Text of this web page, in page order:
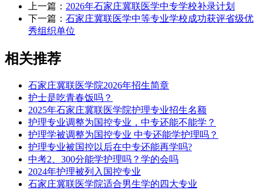
上一篇： 2026年石家庄冀联医学中专学校补录计划
下一篇： 石家庄冀联医学中等专业学校成功获评省级优
秀组织单位
相关推荐
石家庄冀联医学院2026年招生简章
护士是吃青春饭吗？
2025年石家庄冀联医学院护理专业招生名额
护理专业调整为国控专业，中专还能不能学？
护理学被调整为国控专业 中专还能学护理吗？
护理专业被国控以后在中专还能再学吗?
中考2、300分能学护理吗？学的会吗
2024年护理被列入国控专业
石家庄冀联医学院适合男生学的四大专业